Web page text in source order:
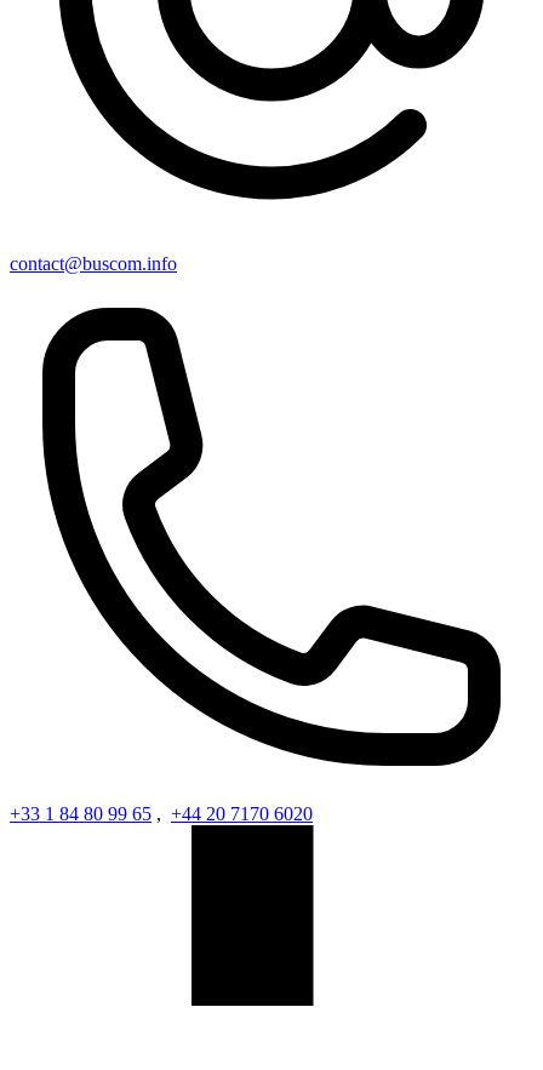
contact@buscom.info
+33 1 84 80 99 65 , +44 20 7170 6020